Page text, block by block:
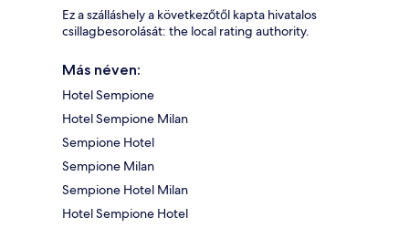
Ez a szálláshely a következőtől kapta hivatalos
csillagbesorolását: the local rating authority.
Más néven:
Hotel Sempione
Hotel Sempione Milan
Sempione Hotel
Sempione Milan
Sempione Hotel Milan
Hotel Sempione Hotel